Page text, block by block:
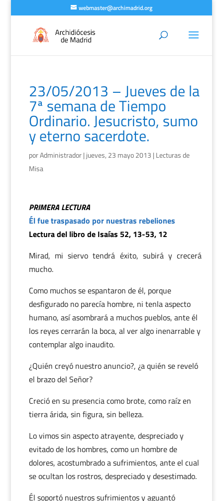
webmaster@archimadrid.org
23/05/2013 – Jueves de la
7ª semana de Tiempo
Ordinario. Jesucristo, sumo
y eterno sacerdote.
porAdministrador| jueves, 23 mayo 2013 | Lecturas de
Misa
PRIMERA LECTURA
Él fue traspasado por nuestras rebeliones
Lectura del libro de Isaías 52, 13-53, 12
Mirad, mi siervo tendrá éxito, subirá y crecerá
mucho.
Como muchos se espantaron de él, porque
desfigurado no parecía hombre, ni tenla aspecto
humano, así asombrará a muchos pueblos, ante él
los reyes cerrarán la boca, al ver algo inenarrable y
contemplar algo inaudito.
¿Quién creyó nuestro anuncio?, ¿a quién se reveló
el brazo del Señor?
Creció en su presencia como brote, como raíz en
tierra árida, sin figura, sin belleza.
Lo vimos sin aspecto atrayente, despreciado y
evitado de los hombres, como un hombre de
dolores, acostumbrado a sufrimientos, ante el cual
se ocultan los rostros, despreciado y desestimado.
Él soportó nuestros sufrimientos y aguantó